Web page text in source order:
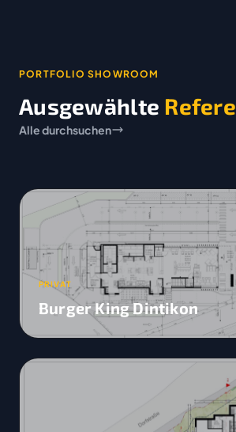
PORTFOLIO SHOWROOM
Ausgewählte
Alle durchsuchen
PRIVAT
Burger King Dintikon